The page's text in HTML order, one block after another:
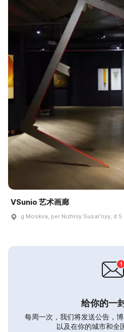
VSunio 艺术画廊
g Moskva, per Nizhniy Susalʹnyy, d 5
给你的一
每周一次，我们将发送公告，
以及在你的城市和全